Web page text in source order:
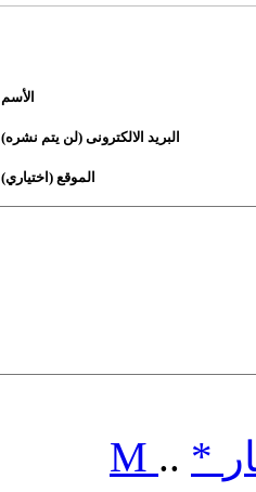
الأسم
البريد الالكترونى (لن يتم نشره)
الموقع (اختياري)
M .. *